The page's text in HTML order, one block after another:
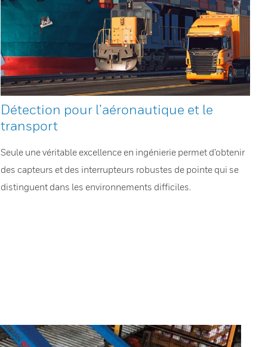
Détection pour l’aéronautique et le
transport
Seule une véritable excellence en ingénierie permet d’obtenir
des capteurs et des interrupteurs robustes de pointe qui se
distinguent dans les environnements difficiles.